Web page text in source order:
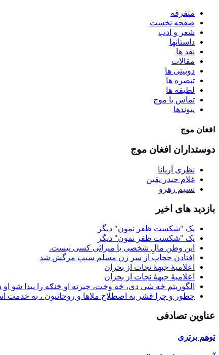
متفرقه
صفحه نخست
شعر و ادب
داستانها
نقد ها
مقالات
دوبیتی ها
تبصره ها
لطیفه ها
تماس با موج
پیوندها
افغان موج
دوستداران افغان موج
نظری آریانا
غلام حیدر یقین
نسیم رهرو
بازدید های اخیر
یک "شکست ظفر نمون" دیگر
یک "شکست ظفر نمون" دیگر
این وطن مالِ شخصی یا میراثی کسی نیست.
افتادن حجاب از سر زن مسلم سبب مرگش شد
اعلامیۀ جبهۀ نجات از بحران
اعلامیۀ جبهۀ نجات از بحران
الگوریتم څه شی دی، څه وخت، چیرته او څنګه را پیدا شو او
چطور و چرا قشر به اصطلاح ملاها و روحانیون ، به خدمت
عناوین تصادفی
توهم برتری